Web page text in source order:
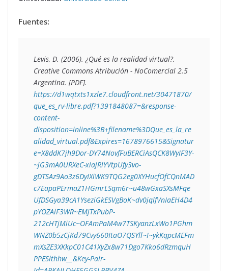
Fuentes:
Levis, D. (2006). ¿Qué es la realidad virtual?.
Creative Commons Atribución - NoComercial 2.5
https://d1wqtxts1xzle7.cloudfront.net/30471870/
que_es_rv-libre.pdf?1391848087=&response-
content-
disposition=inline%3B+filename%3DQue_es_la_re
alidad_virtual.pdf&Expires=1678976615&Signatur
e=X8ddK7jh9Dor-DY74NovfFuBERCiAsQCK8WyIF3Y-
~jG3mA0URXeC-xiajRlYVtpUfy3vo-
gDTSAz9Ao3z6DyIXiWK9TQG2eg0XYHucfOfCQnMAD
c7EapaPErmaZ1HGmrLSqm6r~u48wGxaSXsMFqe
UfDSGya39cA1YseziGkESVgBoK~dv0jqlfVnIaEH4D4
pYOZAlF3WR~EMjTxPubP-
212cHTjMiUc~OFAmPaM4w7TSKyanzLxWo1PGhm
WNZ0b5zCjKd79Cvy660ItaO7QSYll~I~ykKqpcMEFm
mXsZE3XKkpC01C41XyZx8w71Dgo7Kko6dRzmquH
PPESlthhw__&Key-Pair-